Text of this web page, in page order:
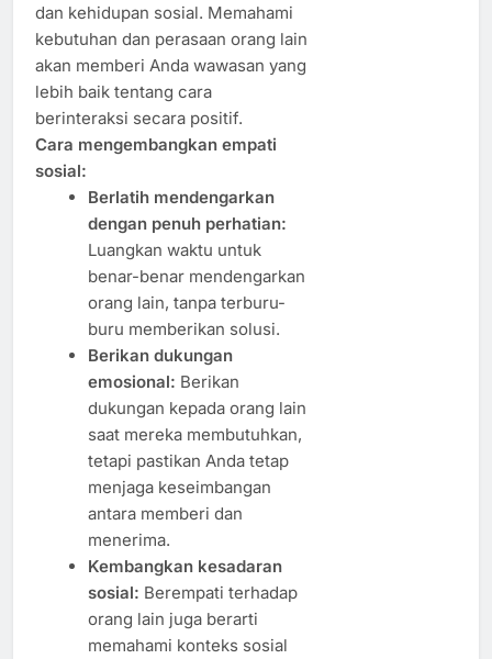
dan kehidupan sosial. Memahami
kebutuhan dan perasaan orang lain
akan memberi Anda wawasan yang
lebih baik tentang cara
berinteraksi secara positif.
Cara mengembangkan empati
sosial:
Berlatih mendengarkan
dengan penuh perhatian:
Luangkan waktu untuk
benar-benar mendengarkan
orang lain, tanpa terburu-
buru memberikan solusi.
Berikan dukungan
emosional: Berikan
dukungan kepada orang lain
saat mereka membutuhkan,
tetapi pastikan Anda tetap
menjaga keseimbangan
antara memberi dan
menerima.
Kembangkan kesadaran
sosial: Berempati terhadap
orang lain juga berarti
memahami konteks sosial